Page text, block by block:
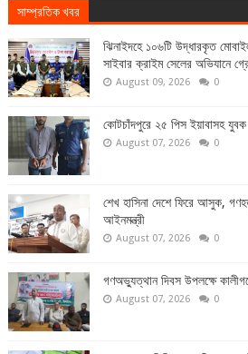
সাম্প্রতিক খবর
ঝিনাইদহে ১০৬টি উদ্ধারকৃত
সাইবার ক্রাইম সেলের অভিযানে
August 09, 2026 0
কোটচাঁদপুরে ২৫ পিস ইয়াবাসহ
August 07, 2026 0
শেখ হাসিনা দেশে ফিরে আসুক,
আইনমন্ত্রী
August 07, 2026 0
গণঅভ্যুত্থান দিবস উপলক্ষে
August 07, 2026 0